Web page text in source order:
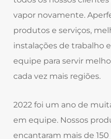
vapor novamente.
produtos e serviços,
instalações de trabalho
equipe para servir
cada vez mais regiões.
2022 foi um ano de
em equipe. Nossos
encantaram mais de